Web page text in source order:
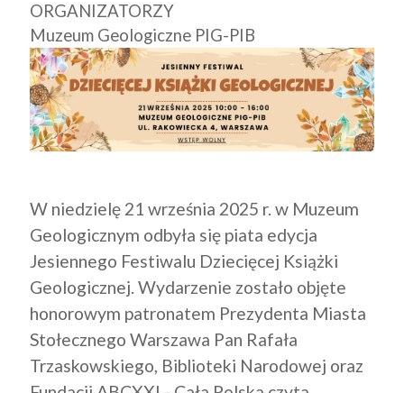
ORGANIZATORZY
Muzeum Geologiczne PIG-PIB
W niedzielę 21 września 2025 r. w Muzeum
Geologicznym odbyła się piata edycja
Jesiennego Festiwalu Dziecięcej Książki
Geologicznej. Wydarzenie zostało objęte
honorowym patronatem Prezydenta Miasta
Stołecznego Warszawa Pan Rafała
Trzaskowskiego, Biblioteki Narodowej oraz